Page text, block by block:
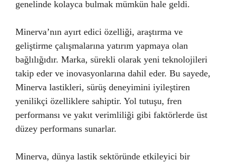
genelinde kolayca bulmak mümkün hale geldi.
Minerva’nın ayırt edici özelliği, araştırma ve
geliştirme çalışmalarına yatırım yapmaya olan
bağlılığıdır. Marka, sürekli olarak yeni teknolojileri
takip eder ve inovasyonlarına dahil eder. Bu sayede,
Minerva lastikleri, sürüş deneyimini iyileştiren
yenilikçi özelliklere sahiptir. Yol tutuşu, fren
performansı ve yakıt verimliliği gibi faktörlerde üst
düzey performans sunarlar.
Minerva, dünya lastik sektöründe etkileyici bir